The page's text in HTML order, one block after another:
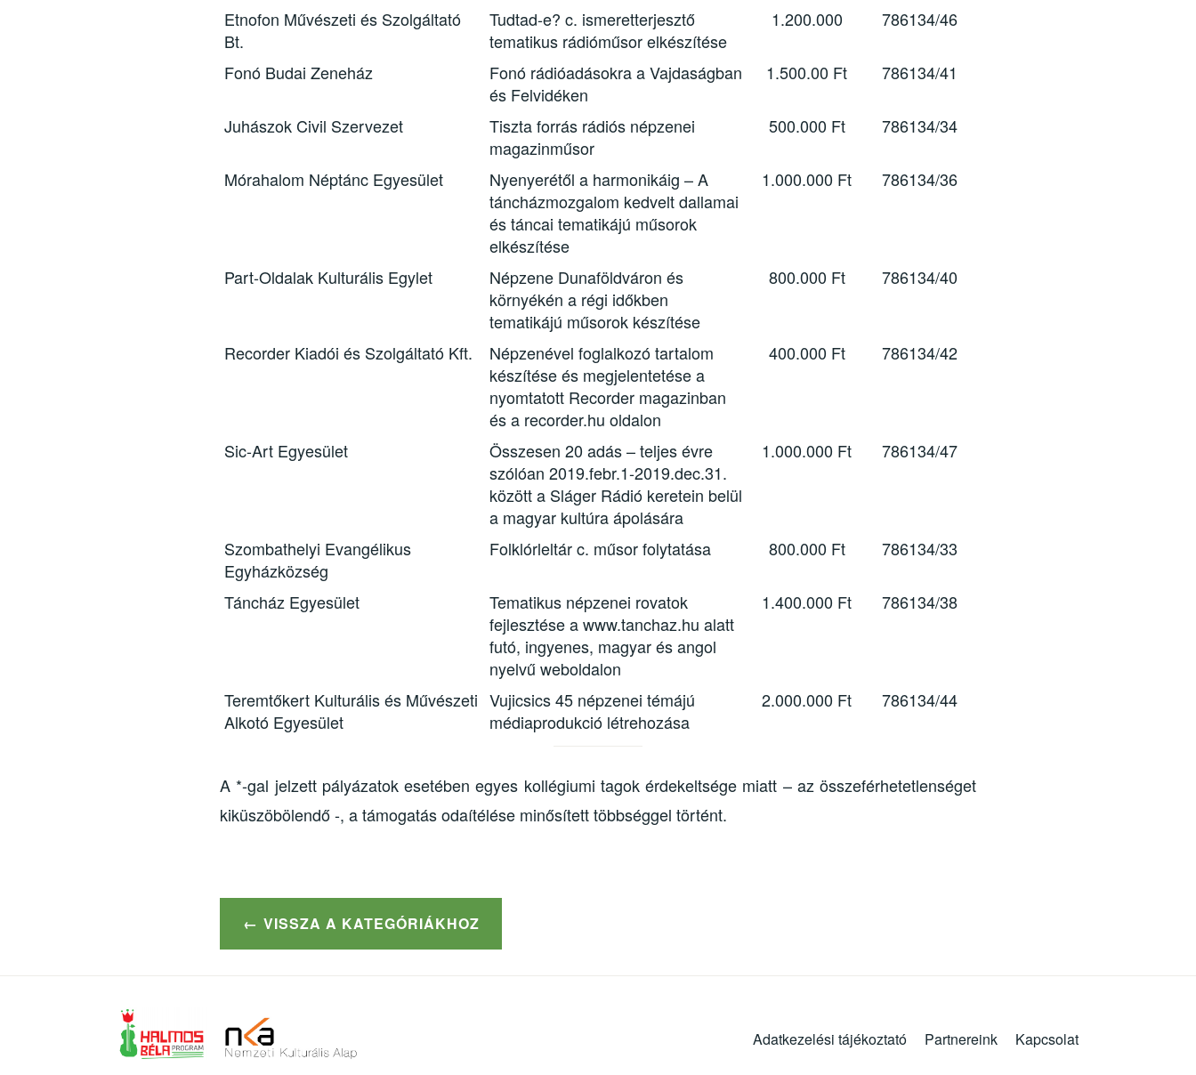
Etnofon Művészeti és Szolgáltató
Bt.
Tudtad-e? c. ismeretterjesztő
tematikus rádióműsor elkészítése
1.200.000 786134/46
Fonó Budai Zeneház
Fonó rádióadásokra a Vajdaságban
és Felvidéken
1.500.00 Ft 786134/41
Juhászok Civil Szervezet
Tiszta forrás rádiós népzenei
magazinműsor
500.000 Ft 786134/34
Mórahalom Néptánc Egyesület
Nyenyerétől a harmonikáig – A
táncházmozgalom kedvelt dallamai
és táncai tematikájú műsorok
elkészítése
1.000.000 Ft 786134/36
Part-Oldalak Kulturális Egylet
Népzene Dunaföldváron és
környékén a régi időkben
tematikájú műsorok készítése
800.000 Ft 786134/40
Recorder Kiadói és Szolgáltató Kft.
Népzenével foglalkozó tartalom
készítése és megjelentetése a
nyomtatott Recorder magazinban
és a recorder.hu oldalon
400.000 Ft 786134/42
Sic-Art Egyesület
Összesen 20 adás – teljes évre
szólóan 2019.febr.1-2019.dec.31.
között a Sláger Rádió keretein belül
a magyar kultúra ápolására
1.000.000 Ft 786134/47
Szombathelyi Evangélikus
Egyházközség
Folklórleltár c. műsor folytatása 800.000 Ft 786134/33
Táncház Egyesület
Tematikus népzenei rovatok
fejlesztése a www.tanchaz.hu alatt
futó, ingyenes, magyar és angol
nyelvű weboldalon
1.400.000 Ft 786134/38
Teremtőkert Kulturális és Művészeti
Alkotó Egyesület
Vujicsics 45 népzenei témájú
médiaprodukció létrehozása
2.000.000 Ft 786134/44
A *-gal jelzett pályázatok esetében egyes kollégiumi tagok érdekeltsége miatt – az összeférhetetlenséget
kiküszöbölendő -, a támogatás odaítélése minősített többséggel történt.
VISSZA A KATEGÓRIÁKHOZ
Adatkezelési tájékoztató Partnereink Kapcsolat